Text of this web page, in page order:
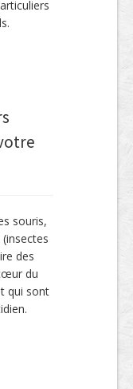
souris,
des
du
qui sont